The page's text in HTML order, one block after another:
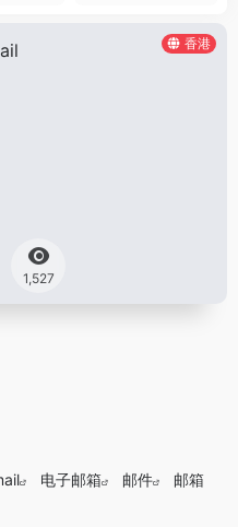
香港
1,527
电子邮箱 邮件 邮箱